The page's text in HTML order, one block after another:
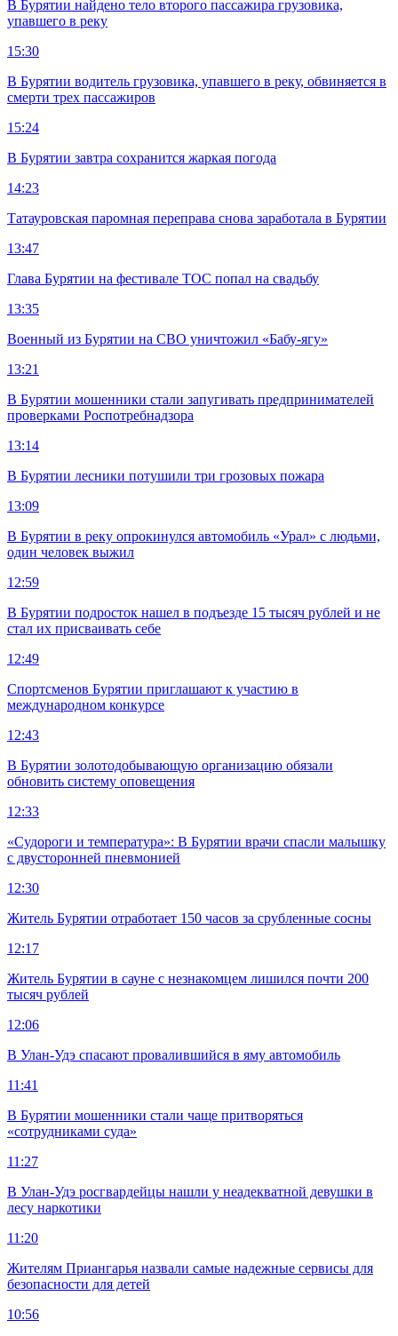
В Бурятии найдено тело второго пассажира грузовика,
упавшего в реку
15:30
В Бурятии водитель грузовика, упавшего в реку, обвиняется в
смерти трех пассажиров
15:24
В Бурятии завтра сохранится жаркая погода
14:23
Татауровская паромная переправа снова заработала в Бурятии
13:47
Глава Бурятии на фестивале ТОС попал на свадьбу
13:35
Военный из Бурятии на СВО уничтожил «Бабу-ягу»
13:21
В Бурятии мошенники стали запугивать предпринимателей
проверками Роспотребнадзора
13:14
В Бурятии лесники потушили три грозовых пожара
13:09
В Бурятии в реку опрокинулся автомобиль «Урал» с людьми,
один человек выжил
12:59
В Бурятии подросток нашел в подъезде 15 тысяч рублей и не
стал их присваивать себе
12:49
Спортсменов Бурятии приглашают к участию в
международном конкурсе
12:43
В Бурятии золотодобывающую организацию обязали
обновить систему оповещения
12:33
«Судороги и температура»: В Бурятии врачи спасли малышку
с двусторонней пневмонией
12:30
Житель Бурятии отработает 150 часов за срубленные сосны
12:17
Житель Бурятии в сауне с незнакомцем лишился почти 200
тысяч рублей
12:06
В Улан-Удэ спасают провалившийся в яму автомобиль
11:41
В Бурятии мошенники стали чаще притворяться
«сотрудниками суда»
11:27
В Улан-Удэ росгвардейцы нашли у неадекватной девушки в
лесу наркотики
11:20
Жителям Приангарья назвали самые надежные сервисы для
безопасности для детей
10:56